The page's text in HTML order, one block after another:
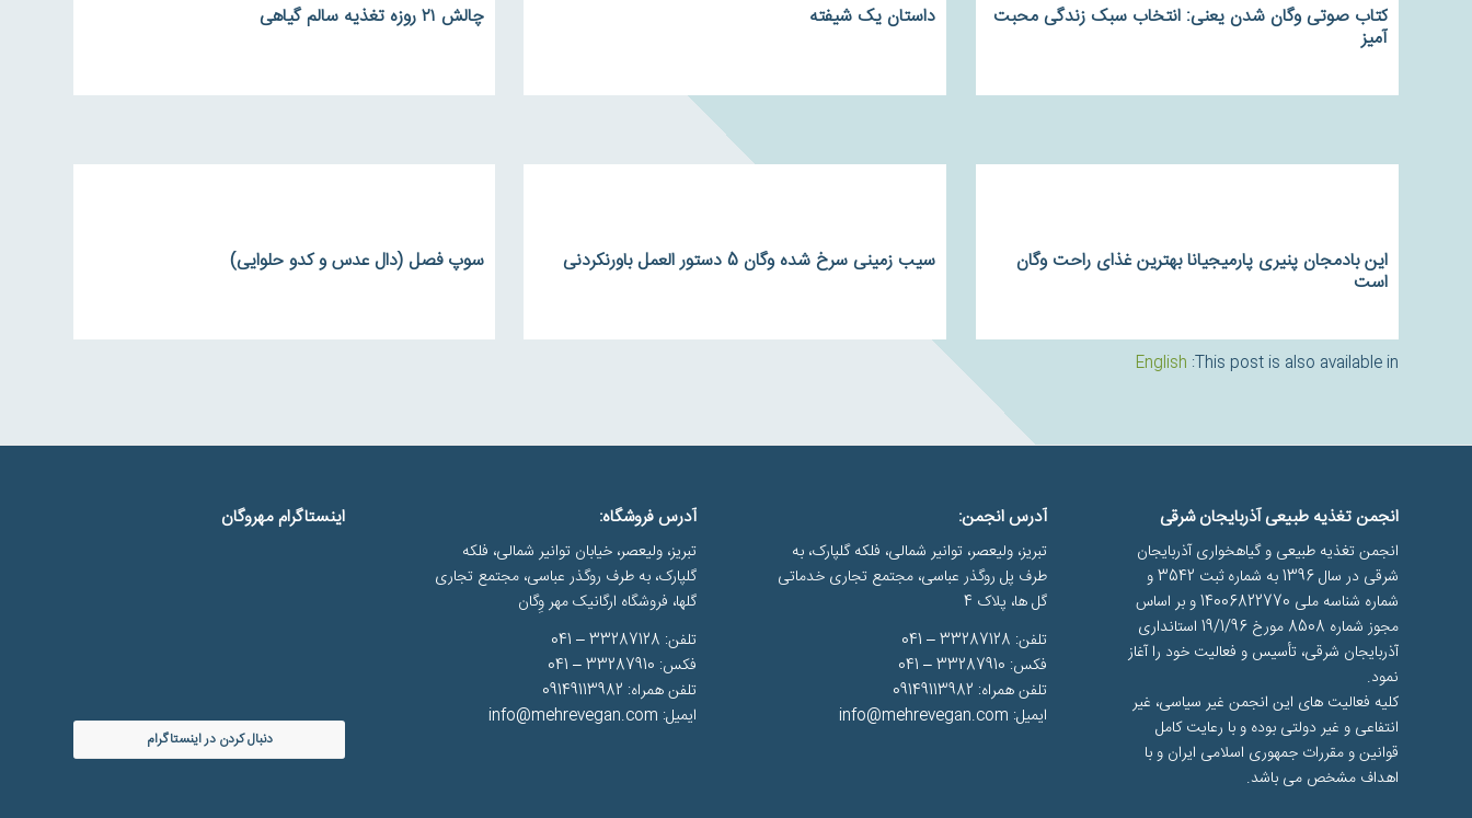
کتاب صوتی وگان شدن یعنی: انتخاب سبک زندگی محبت
آمیز
داستان یک شیفته چالش ۲۱ روزه تغذیه سالم گیاهی
این بادمجان پنیری پارمیجیانا بهترین غذای راحت وگان
است
سیب زمینی سرخ شده وگان 5 دستور العمل باورنکردنی سوپ فصل (دال عدس و کدو حلوایی)
This post is also available in:
English
انجمن تغذیه طبیعی آذربایجان شرقی
انجمن تغذیه طبیعی و گیاهخواری آذربایجان
شرقی در سال 1396 به شماره ثبت 3542 و
شماره شناسه ملی 14006822770 و بر اساس
مجوز شماره 8508 مورخ 19/1/96 استانداری
آذربایجان شرقی، تأسیس و فعالیت خود را آغاز
نمود.
کلیه فعالیت های این انجمن غیر سیاسی، غیر
انتفاعی و غیر دولتی بوده و با رعایت کامل
قوانین و مقررات جمهوری اسلامی ایران و با
اهداف مشخص می باشد.
آدرس انجمن:
تبریز، ولیعصر، توانیر شمالی، فلکه گلپارک، به
طرف پل روگذر عباسی، مجتمع تجاری خدماتی
گل ها، پلاک 4
تلفن: 33287128 – 041
فکس: 33287910 – 041
تلفن همراه: 09149113982
ایمیل: info@mehrevegan.com
آدرس فروشگاه:
تبریز، ولیعصر، خیابان توانیر شمالی، فلکه
گلپارک، به طرف روگذر عباسی، مجتمع تجاری
گلها، فروشگاه ارگانیک مهر وِگان
تلفن: 33287128 – 041
فکس: 33287910 – 041
تلفن همراه: 09149113982
ایمیل: info@mehrevegan.com
اینستاگرام مهروگان
دنبال کردن در اینستاگرام